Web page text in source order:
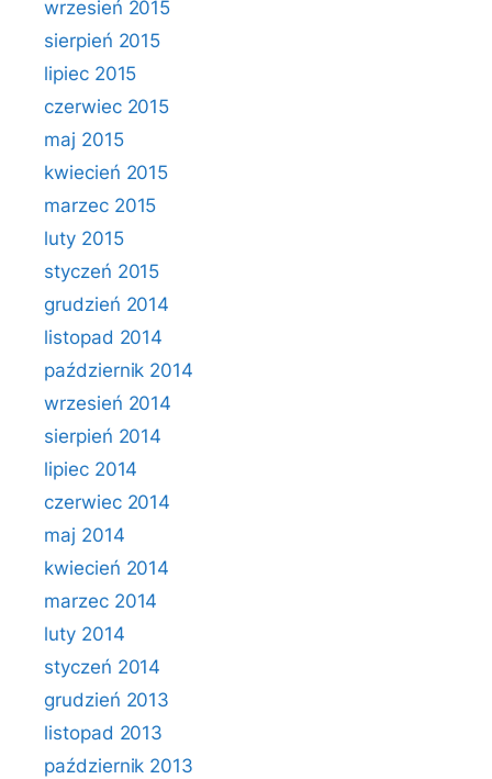
wrzesień 2015
sierpień 2015
lipiec 2015
czerwiec 2015
maj 2015
kwiecień 2015
marzec 2015
luty 2015
styczeń 2015
grudzień 2014
listopad 2014
październik 2014
wrzesień 2014
sierpień 2014
lipiec 2014
czerwiec 2014
maj 2014
kwiecień 2014
marzec 2014
luty 2014
styczeń 2014
grudzień 2013
listopad 2013
październik 2013